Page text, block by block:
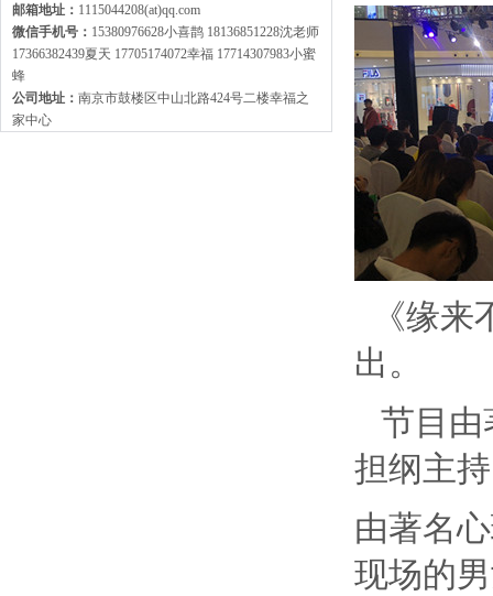
《缘来
出。
节目由
担纲主持
由著名
现场的
邮箱地址： 1115044208(at)qq.com
微信手机号： 15380976628小喜鹊 18136851228沈老师
17366382439夏天 17705174072幸福 17714307983小蜜
蜂
公司地址： 南京市鼓楼区中山北路424号二楼幸福之
家中心